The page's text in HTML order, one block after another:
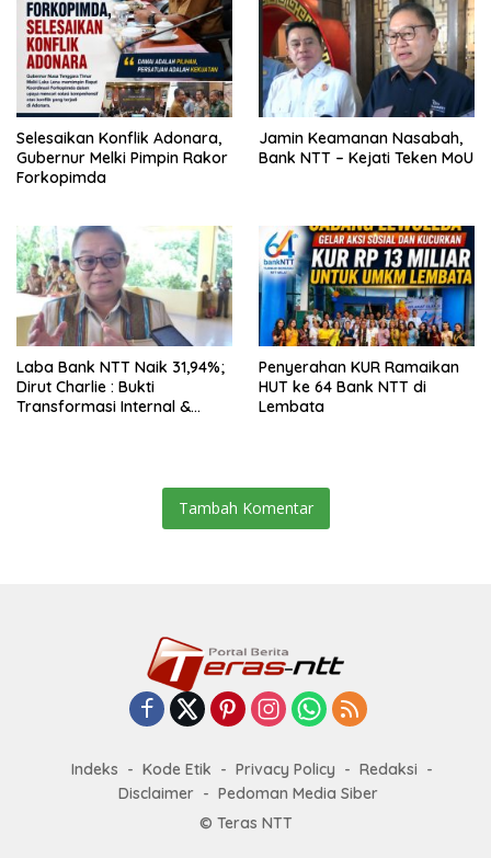
Selesaikan Konflik Adonara,
Gubernur Melki Pimpin Rakor
Forkopimda
Jamin Keamanan Nasabah,
Bank NTT – Kejati Teken MoU
Laba Bank NTT Naik 31,94%;
Dirut Charlie : Bukti
Transformasi Internal &
Penyerahan KUR Ramaikan
HUT ke 64 Bank NTT di
Lembata
Tambah Komentar
Indeks Kode Etik Privacy Policy
Redaksi
Disclaimer
Pedoman Media Siber
© Teras NTT